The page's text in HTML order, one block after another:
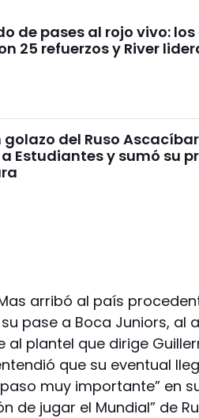
de pases al rojo vivo:
25 refuerzos y River
golazo del Ruso
Estudiantes y sumó su
arribó al país
pase a Boca Juniors, al
al plantel que dirige
que su eventual
muy importante” en
de jugar el Mundial” de